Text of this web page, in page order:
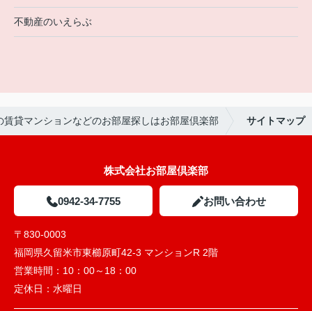
不動産のいえらぶ
賃貸マンションなどのお部屋探しはお部屋倶楽部 サイトマップ
株式会社お部屋倶楽部
0942-34-7755 お問い合わせ
〒830-0003
福岡県久留米市東櫛原町42-3 マンションR 2階
営業時間： 10：00～18：00
定休日： 水曜日